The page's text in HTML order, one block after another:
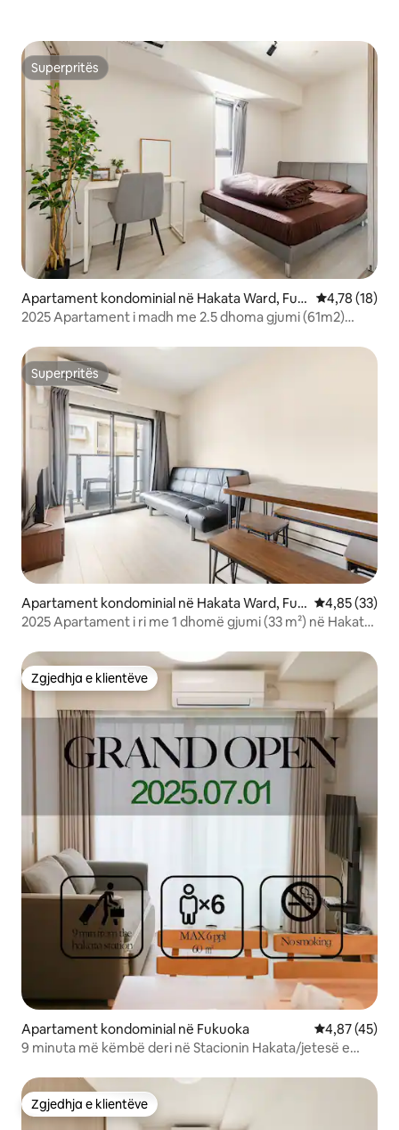
Superpritës
Superpritës
Apartament kondominial në Hakata Ward, Fuk
uoka
Vlerësimi
4,78 (18)
2025 Apartament i madh me 2.5 dhoma gjumi (61m2)
Superpritës
Superpritës
Apartament kondominial në Hakata Ward, Fuk
uoka
Vlerësimi
4,85 (33)
2025 Apartament i ri me 1 dhomë gjumi (33 m²) në Hakata
Zgjedhja e klientëve
Zgjedhja e klientëve
Apartament kondominial në Fukuoka Vlerësimi
4,87 (45)
9 minuta më këmbë deri në Stacionin Hakata/jetesë e
nga aeroporti i Fukuoka
Zgjedhja e klientëve
Zgjedhja e klientëve